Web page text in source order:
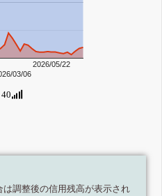
03/06
2026/05/22
40
調整後の信用残高が表示され